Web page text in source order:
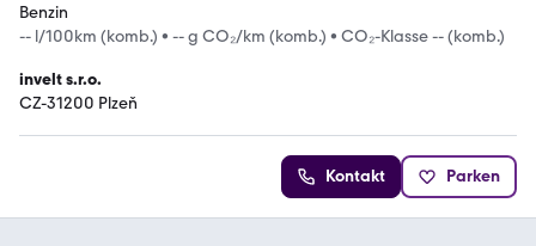
Benzin
-- l/100km (komb.) • -- g CO₂/km (komb.) • CO₂-Klasse -- (komb.)
invelt s.r.o.
CZ-31200 Plzeň
Kontakt Parken